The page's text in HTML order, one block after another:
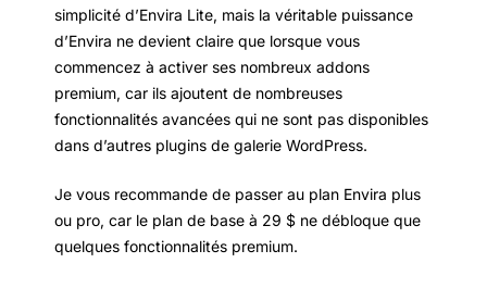
simplicité d’Envira Lite, mais la véritable puissance
d’Envira ne devient claire que lorsque vous
commencez à activer ses nombreux addons
premium, car ils ajoutent de nombreuses
fonctionnalités avancées qui ne sont pas disponibles
dans d’autres plugins de galerie WordPress.
Je vous recommande de passer au plan Envira plus
ou pro, car le plan de base à 29 $ ne débloque que
quelques fonctionnalités premium.